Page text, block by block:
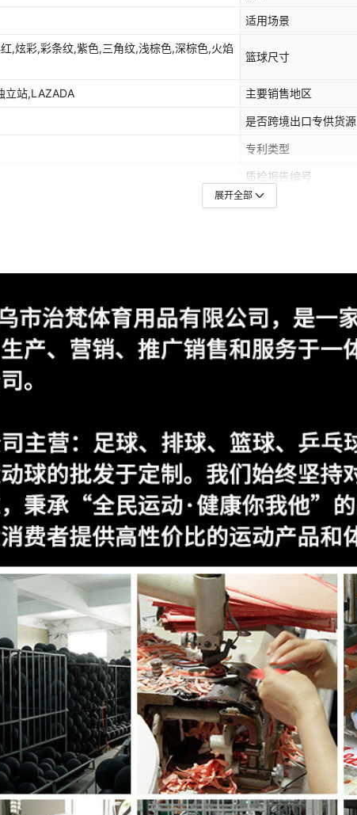
适用场景
,炫彩,彩条纹,紫色,三角纹,浅棕色,深棕色,火焰
篮球尺寸
立站,LAZADA 主要销售地区
是否跨境出口专供货源
专利类型
质检报告编号
耐磨
展开全部